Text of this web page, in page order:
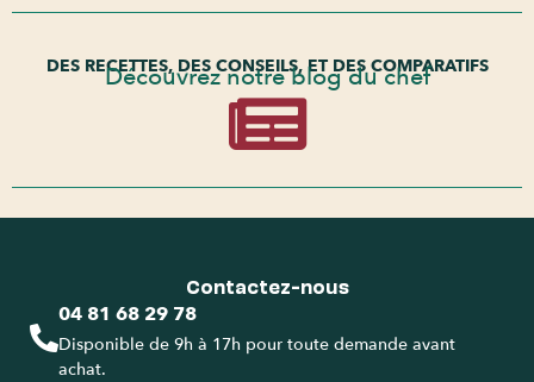
DES RECETTES, DES CONSEILS, ET DES COMPARATIFS
Découvrez notre blog du chef
Contactez-nous
04 81 68 29 78
Disponible de 9h à 17h pour toute demande avant
achat.